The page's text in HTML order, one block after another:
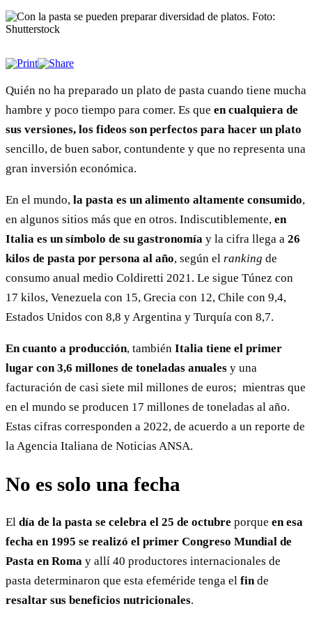
Quién no ha preparado un plato de pasta cuando tiene mucha
hambre y poco tiempo para comer. Es que en cualquiera de
sus versiones, los fideos son perfectos para hacer un plato
sencillo, de buen sabor, contundente y que no representa una
gran inversión económica.
En el mundo, la pasta es un alimento altamente consumido,
en algunos sitios más que en otros. Indiscutiblemente, en
Italia es un símbolo de su gastronomía y la cifra llega a 26
kilos de pasta por persona al año, según el ranking de
consumo anual medio Coldiretti 2021. Le sigue Túnez con
17 kilos, Venezuela con 15, Grecia con 12, Chile con 9,4,
Estados Unidos con 8,8 y Argentina y Turquía con 8,7.
En cuanto a producción, también Italia tiene el primer
lugar con 3,6 millones de toneladas anuales y una
facturación de casi siete mil millones de euros; mientras que
en el mundo se producen 17 millones de toneladas al año.
Estas cifras corresponden a 2022, de acuerdo a un reporte de
la Agencia Italiana de Noticias ANSA.
No es solo una fecha
El día de la pasta se celebra el 25 de octubre porque en esa
fecha en 1995 se realizó el primer Congreso Mundial de
Pasta en Roma y allí 40 productores internacionales de
pasta determinaron que esta efeméride tenga el finde
resaltar sus beneficios nutricionales.